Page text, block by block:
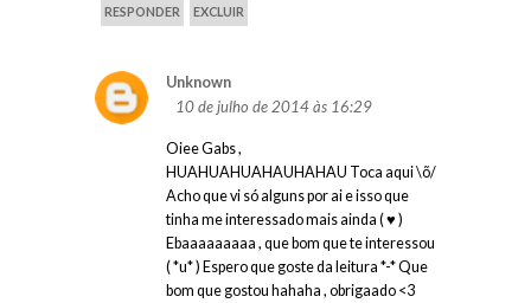
RESPONDER EXCLUIR
Unknown
10 de julho de 2014 às 16:29
Oiee Gabs ,
HUAHUAHUAHAUHAHAU Toca aqui \õ/
Acho que vi só alguns por ai e isso que
tinha me interessado mais ainda ( ♥ )
Ebaaaaaaaaa , que bom que te interessou
( *u* ) Espero que goste da leitura *-* Que
bom que gostou hahaha , obrigaado <3